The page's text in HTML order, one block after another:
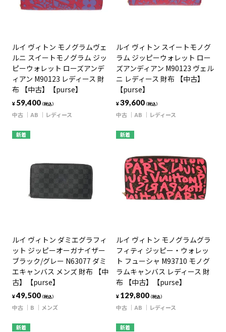
ルイ ヴィトン モノグラムヴェ
ルニ スイートモノグラム ジッ
ピーウォレット ローズアンデ
ィアン M90123 レディース 財
布 【中古】【purse】
¥ 59,400（税込）
中古 AB レディース
ルイ ヴィトン スイートモノグ
ラム ジッピーウォレット ロー
ズアンディアン M90123 ヴェル
ニ レディース 財布 【中古】
【purse】
¥39,600（税込）
中古 AB レディース
新着
ルイ ヴィトン ダミエグラフィ
ット ジッピーオーガナイザー
ブラック/グレー N63077 ダミ
エキャンバス メンズ 財布 【中
古】【purse】
¥49,500（税込）
中古 B メンズ
新着
ルイ ヴィトン モノグラムグラ
フィティ ジッピー・ウォレッ
ト フューシャ M93710 モノグ
ラムキャンバス レディース 財
布 【中古】【purse】
¥ 129,800（税込）
中古 AB レディース
新着 新着